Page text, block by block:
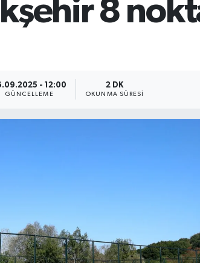
8
- 12:00
GÜNCELLEME
2 DK
OKUNMA SÜRESI